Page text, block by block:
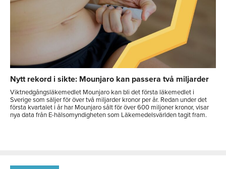
Nytt rekord i sikte: Mounjaro kan passera två miljarder
Viktnedgångsläkemedlet Mounjaro kan bli det första läkemedlet i
Sverige som säljer för över två miljarder kronor per år. Redan under det
första kvartalet i år har Mounjaro sålt för över 600 miljoner kronor, visar
nya data från E-hälsomyndigheten som Läkemedelsvärlden tagit fram.